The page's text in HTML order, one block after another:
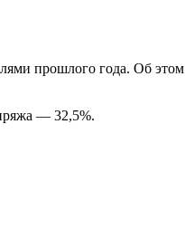
прошлого года. Об этом
— 32,5%.